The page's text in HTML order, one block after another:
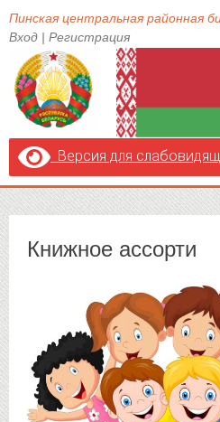
Пинская центральная районная
Вход | Регистрация
Версия для
Книжное ассорти